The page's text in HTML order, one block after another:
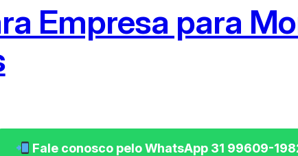
Empresa para
Fale conosco pelo WhatsApp 31 99609-